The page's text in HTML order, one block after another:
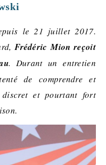
Frédéric Mion reçoit
. Durant un entretien
de comprendre et
discret et pourtant fort